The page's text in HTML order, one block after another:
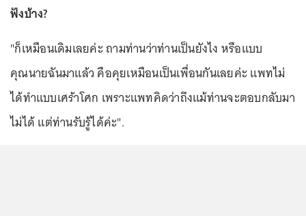
ฟังบ้าง?
"ก็เหมือนเดิมเลยค่ะ ถามท่านว่าท่านเป็นยังไง หรือแบบ
คุณนายฉันมาแล้ว คือคุยเหมือนเป็นเพื่อนกันเลยค่ะ แพทไม่
ได้ทำแบบเศร้าโศก เพราะแพทคิดว่าถึงแม้ท่านจะตอบกลับมา
ไม่ได้ แต่ท่านรับรู้ได้ค่ะ".